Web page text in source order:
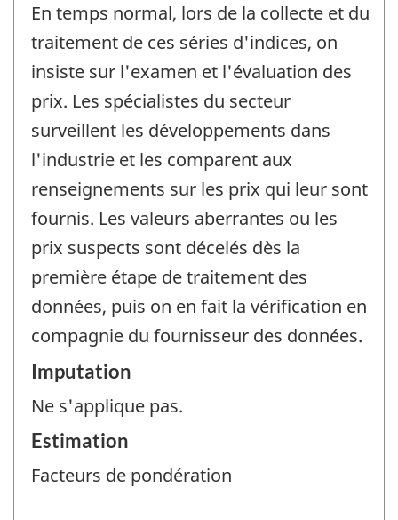
En temps normal, lors de la collecte et du
traitement de ces séries d'indices, on
insiste sur l'examen et l'évaluation des
prix. Les spécialistes du secteur
surveillent les développements dans
l'industrie et les comparent aux
renseignements sur les prix qui leur sont
fournis. Les valeurs aberrantes ou les
prix suspects sont décelés dès la
première étape de traitement des
données, puis on en fait la vérification en
compagnie du fournisseur des données.
Imputation
Ne s'applique pas.
Estimation
Facteurs de pondération